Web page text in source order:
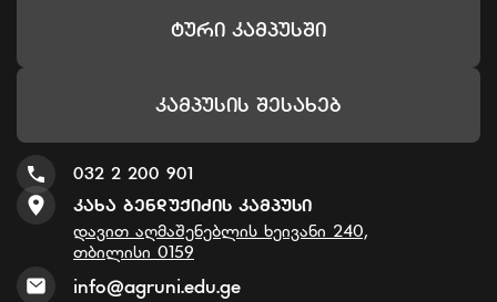
Ტური Კამპუსში
Კამპუსის Შესახებ
032 2 200 901
Კახა Ბენდუქიძის Კამპუსი
დავით აღმაშენებლის ხეივანი 240,
თბილისი 0159
info@agruni.edu.ge